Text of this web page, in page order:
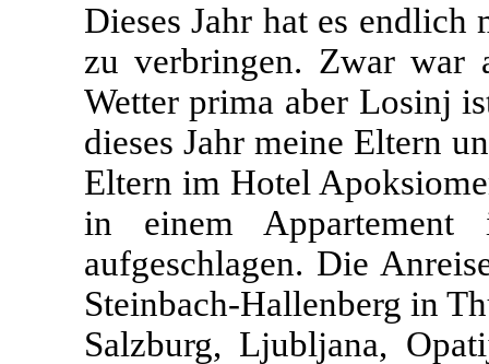
Dieses Jahr hat es
zu verbringen. Zwar war
Wetter prima aber Losinj
dieses Jahr meine Eltern
Eltern im Hotel
in einem
aufgeschlagen. Die
Steinbach-Hallenberg in
Salzburg, Ljubljana,